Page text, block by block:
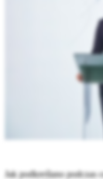
Jak podkreślano